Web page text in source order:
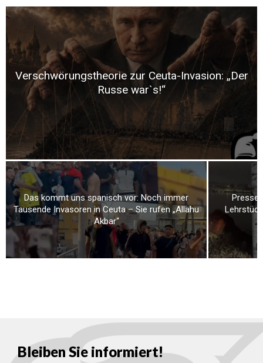
Verschwörungstheorie zur Ceuta-Invasion: „Der
Russe war`s!“
Das kommt uns spanisch vor: Noch immer
Tausende Invasoren in Ceuta – Sie rufen „Allahu
Akbar“
Bleiben Sie informiert!